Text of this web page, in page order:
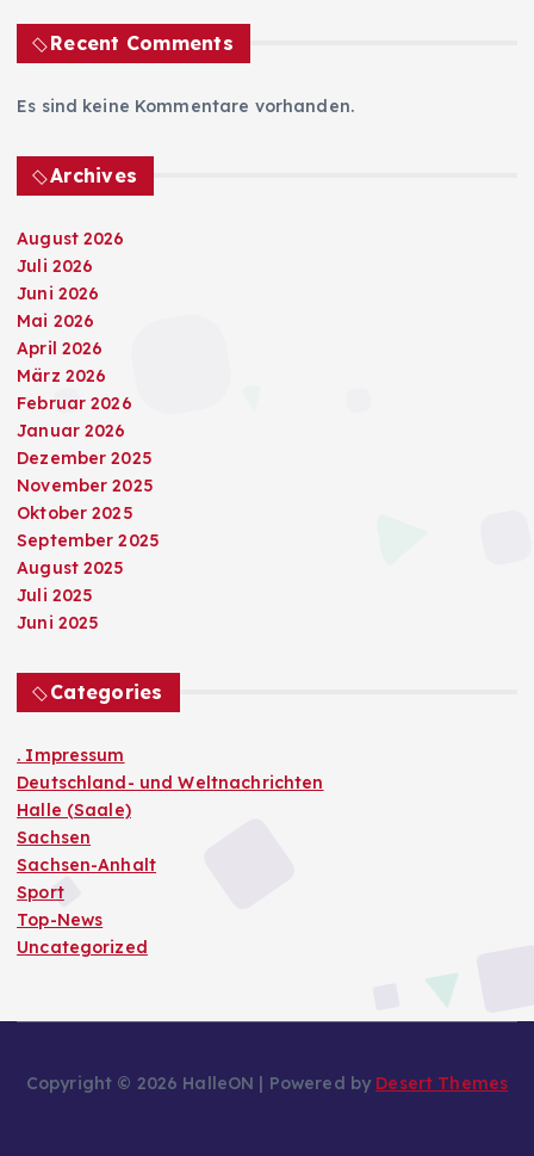
Recent Comments
Es sind keine Kommentare vorhanden.
Archives
August 2026
Juli 2026
Juni 2026
Mai 2026
April 2026
März 2026
Februar 2026
Januar 2026
Dezember 2025
November 2025
Oktober 2025
September 2025
August 2025
Juli 2025
Juni 2025
Categories
. Impressum
Deutschland- und Weltnachrichten
Halle (Saale)
Sachsen
Sachsen-Anhalt
Sport
Top-News
Uncategorized
Copyright © 2026 HalleON | Powered by Desert Themes